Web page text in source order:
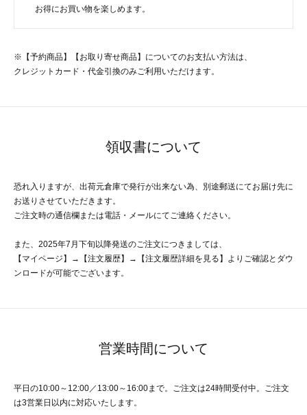
お得にお買い物を楽しめます。
※【予約商品】【お取り寄せ商品】についてのお支払い方法は、
クレジットカード・代金引換のみご利用いただけます。
領収書について
恐れ入りますが、出荷元倉庫で発行が出来ない為、別途郵送にてお届け先に
お送りさせていただきます。
ご注文時の通信欄または電話・メールにてご連絡ください。
また、2025年7月下旬以降発送のご注文につきましては、
【マイページ】→【注文履歴】→【注文履歴詳細を見る】よりご確認とダウ
ンロードが可能でございます。
営業時間について
平日の10:00～12:00／13:00～16:00まで。ご注文は24時間受付中。ご注文
は3営業日以内に対応いたします。